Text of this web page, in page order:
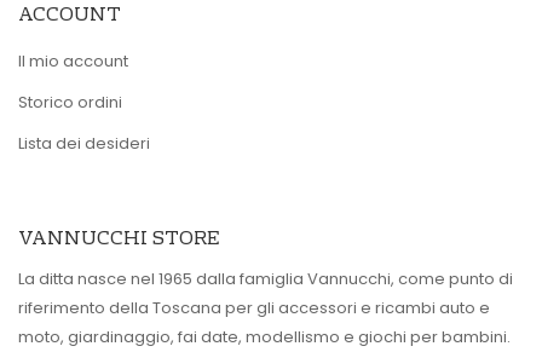
ACCOUNT
Il mio account
Storico ordini
Lista dei desideri
VANNUCCHI STORE
La ditta nasce nel 1965 dalla famiglia Vannucchi, come punto di
riferimento della Toscana per gli accessori e ricambi auto e
moto, giardinaggio, fai date, modellismo e giochi per bambini.